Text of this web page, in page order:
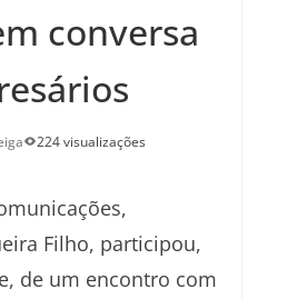
conversa
224 visualizações
Filho, participou,
de um encontro com